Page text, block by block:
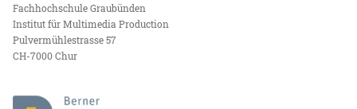
Fachhochschule Graubünden
Institut für Multimedia Production
Pulvermühlestrasse 57
CH-7000 Chur